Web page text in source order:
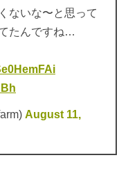
ないな〜と思って
たんですね…
August 11,